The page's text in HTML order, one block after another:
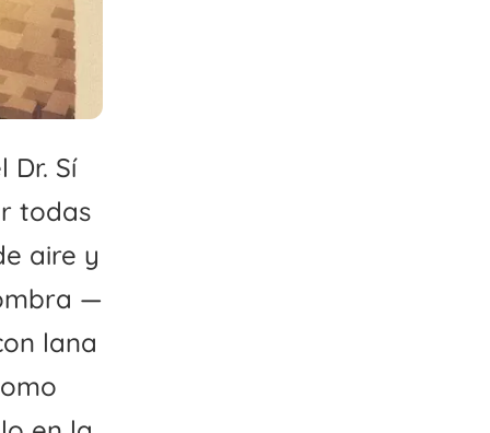
Dr. Sí
todas
aire y
—
lana